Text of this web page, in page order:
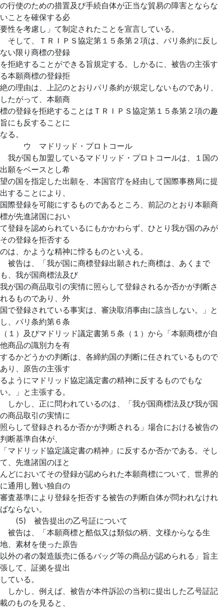
の行使のための措置及び手続自体が正当な貿易の障害とならな
いことを確保する必
要性を考慮し」て制定されたことを宣言している。
そして、ＴＲＩＰＳ協定第１５条第２項は、パリ条約に反し
ない限り商標の登録
を拒絶することができる旨規定する。しかるに、被告の主張す
る本願商標の登録拒
絶の理由は、上記のとおりパリ条約が規定しないものであり、
したがって、本願商
標の登録を拒絶することはＴＲＩＰＳ協定第１５条第２項の趣
旨にも反することに
なる。
ウ マドリッド・プロトコール
我が国も加盟しているマドリッド・プロトコールは、１国の
出願をベースとし希
望の国を指定した出願を、本国官庁を経由して国際事務局に提
出することにより、
国際登録を可能にするものであるところ、前記のとおり本願商
標が先進諸国におい
て登録を認められているにもかかわらず、ひとり我が国のみが
その登録を拒否する
のは、かような精神に悖るものといえる。
被告は、「我が国に商標登録出願された商標は、あくまで
も、我が国商標法及び
我が国の商品取引の実情に照らして登録されるか否かが判断さ
れるものであり、外
国で登録されている事実は、審決取消事由に該当しない。」と
し、パリ条約第６条
（１）及びマドリッド議定書第５条（１）から「本願商標が自
他商品の識別力を有
するかどうかの判断は、各締約国の判断に任されているもので
あり、原告の主張す
るようにマドリッド協定議定書の精神に反するものでもな
い。」と主張する。
しかし、正に問われているのは、「我が国商標法及び我が国
の商品取引の実情に
照らして登録されるか否かが判断される」場合における被告の
判断基準自体が、
「マドリッド協定議定書の精神」に反するか否かである。そし
て、先進諸国のほと
んどにおいてその登録が認められた本願商標について、世界的
に通用し難い独自の
審査基準により登録を拒否する被告の判断自体が問われなけれ
ばならない。
(5) 被告提出の乙号証について
被告は、「本願商標と酷似又は類似の柄、文様からなる生
地、素材を使った原告
以外の者の製造販売に係るバッグ等の商品が認められる」旨主
張して、証拠を提出
している。
しかし、例えば、被告が本件訴訟の当初に提出した乙号証記
載のものを見ると、